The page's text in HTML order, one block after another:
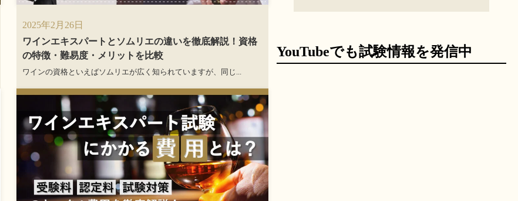
2025年2月26日
ワインエキスパートとソムリエの違いを徹底解説！資格
の特徴・難易度・メリットを比較
ワインの資格といえばソムリエが広く知られていますが、同じ...
YouTubeでも試験情報を発信中